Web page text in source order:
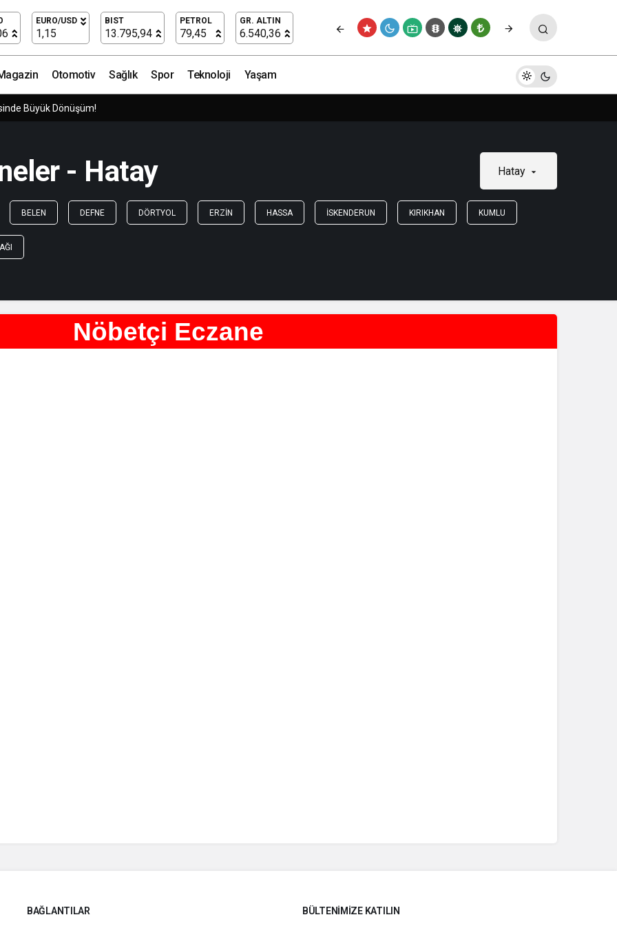
EURO/USD
1,15
BIST
13.795,94
PETROL
79,45
GR. ALTIN
6.540,36
Otomotiv Sağlık Spor Teknoloji Yaşam
Büyük Dönüşüm!
- Hatay Hatay
BELEN DEFNE DÖRTYOL ERZIN HASSA İSKENDERUN KIRIKHAN KUMLU
Nöbetçi Eczane
BAĞLANTILAR BÜLTENIMIZE KATILIN